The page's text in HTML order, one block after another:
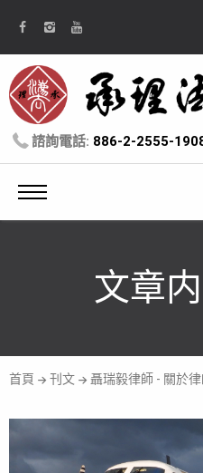
諮詢電話: 886-2-2555-
文章
首頁 刊文 聶瑞毅律師 - 關於